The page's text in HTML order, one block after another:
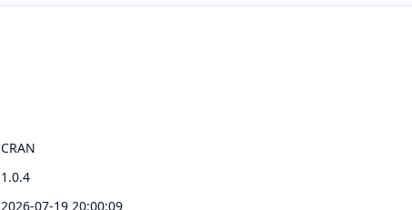
CRAN
1.0.4
2026-07-19 20:00:09